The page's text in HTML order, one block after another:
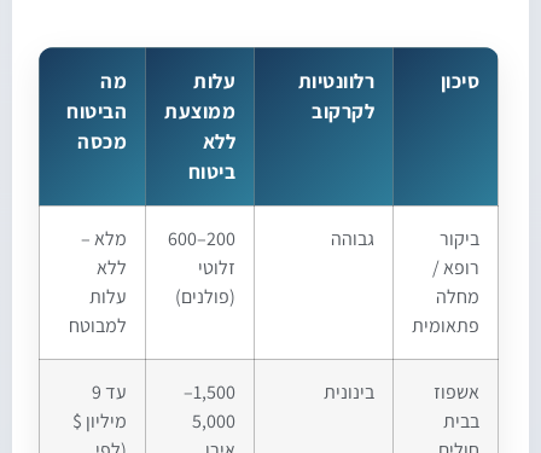
רלוונטיות
לקרקוב
ממוצעת
הביטוח
פתאומית
200–600
(פולנים)
מלא –
למבוטח
בינונית
1,500–
מיליון $